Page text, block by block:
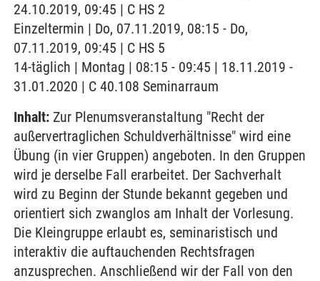
24.10.2019, 09:45 | C HS 2
Einzeltermin | Do, 07.11.2019, 08:15 - Do,
07.11.2019, 09:45 | C HS 5
14-täglich | Montag | 08:15 - 09:45 | 18.11.2019 -
31.01.2020 | C 40.108 Seminarraum
Inhalt: Zur Plenumsveranstaltung "Recht der
außervertraglichen Schuldverhältnisse" wird eine
Übung (in vier Gruppen) angeboten. In den Gruppen
wird je derselbe Fall erarbeitet. Der Sachverhalt
wird zu Beginn der Stunde bekannt gegeben und
orientiert sich zwanglos am Inhalt der Vorlesung.
Die Kleingruppe erlaubt es, seminaristisch und
interaktiv die auftauchenden Rechtsfragen
anzusprechen. Anschließend wir der Fall von den